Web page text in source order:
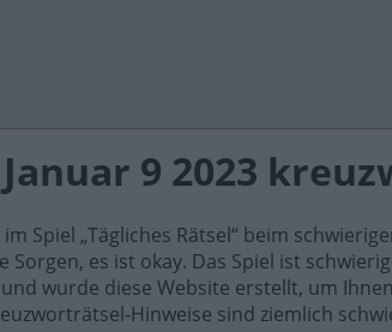
9 2023
Spiel „Tägliches Rätsel“ beim
Sorgen, es ist okay. Das Spiel ist
wurde diese Website erstellt, um
Hinweise sind ziemlich